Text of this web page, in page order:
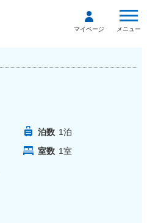
マイページ メニュー
泊数 1泊
室数 1室